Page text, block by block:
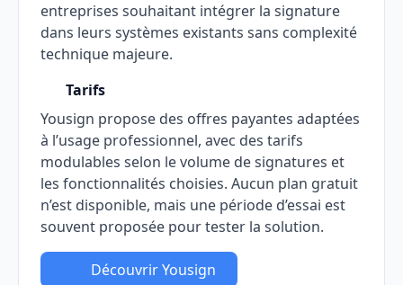
entreprises souhaitant intégrer la signature
dans leurs systèmes existants sans complexité
technique majeure.
Tarifs
Yousign propose des offres payantes adaptées
à l’usage professionnel, avec des tarifs
modulables selon le volume de signatures et
les fonctionnalités choisies. Aucun plan gratuit
n’est disponible, mais une période d’essai est
souvent proposée pour tester la solution.
Découvrir Yousign